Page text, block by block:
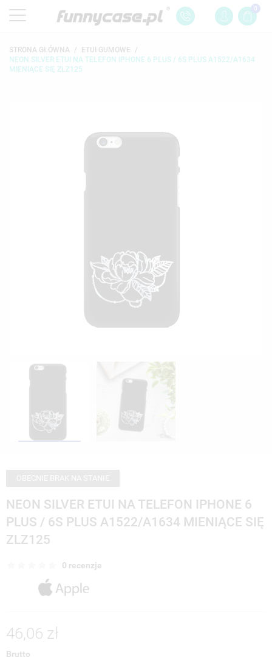
0
STRONA GŁÓWNA
ETUI GUMOWE
NEON SILVER ETUI NA TELEFON IPHONE 6 PLUS / 6S PLUS A1522/A1634
MIENIĄCE SIĘ ZLZ125
NEON SILVER ETUI NA TELEFON IPHONE 6
PLUS / 6S PLUS A1522/A1634 MIENIĄCE SIĘ
ZLZ125
0 recenzje
46,06 zł
Brutto